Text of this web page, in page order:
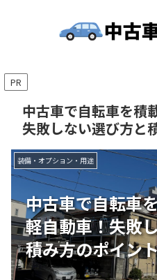
PR
中古車で自転車を積
失敗しない選び方と
中古車で自転車
軽自動車！失敗
積み方のポイン
装備・オプション・用途